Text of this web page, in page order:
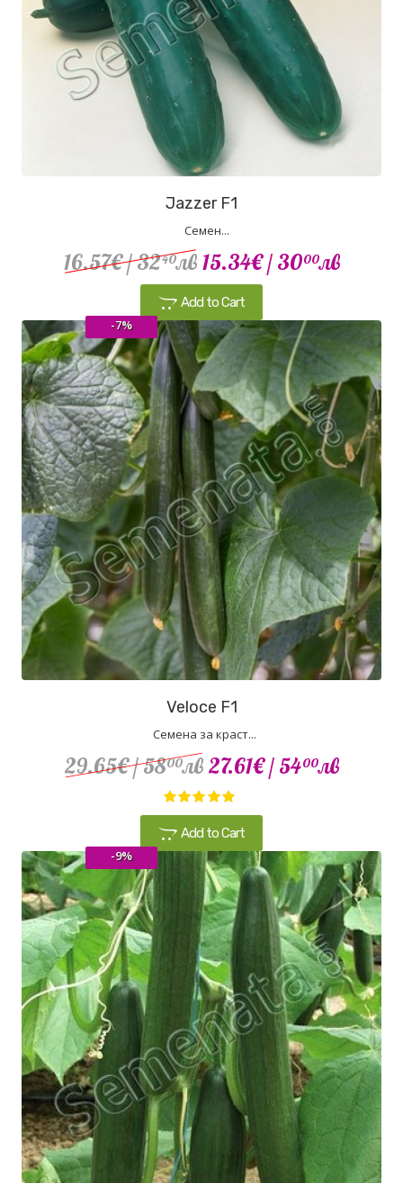
Jazzer F1
Семен...
16.57€/ 3240лв 15.34€/ 3000лв
Add to Cart
Veloce F1
Семена за краст...
29.65€/ 5800лв 27.61€/ 5400лв
Add to Cart
-7%
-9%